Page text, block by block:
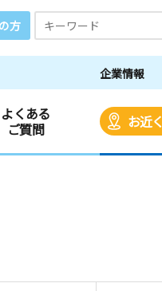
方
企業情報
よくある
ご質問
お近